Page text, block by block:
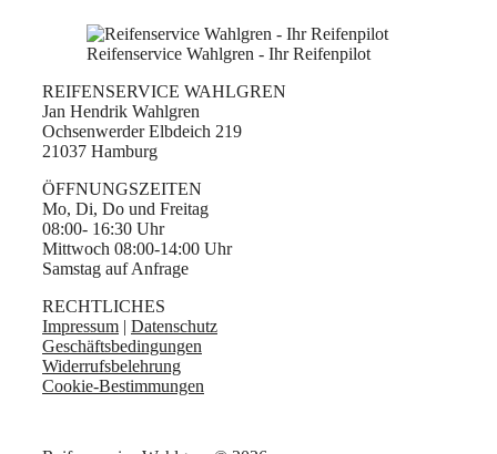
Reifenservice Wahlgren - Ihr Reifenpilot
REIFENSERVICE WAHLGREN
Jan Hendrik Wahlgren
Ochsenwerder Elbdeich 219
21037 Hamburg
ÖFFNUNGSZEITEN
Mo, Di, Do und Freitag
08:00- 16:30 Uhr
Mittwoch 08:00-14:00 Uhr
Samstag auf Anfrage
RECHTLICHES
Impressum | Datenschutz
Geschäftsbedingungen
Widerrufsbelehrung
Cookie-Bestimmungen